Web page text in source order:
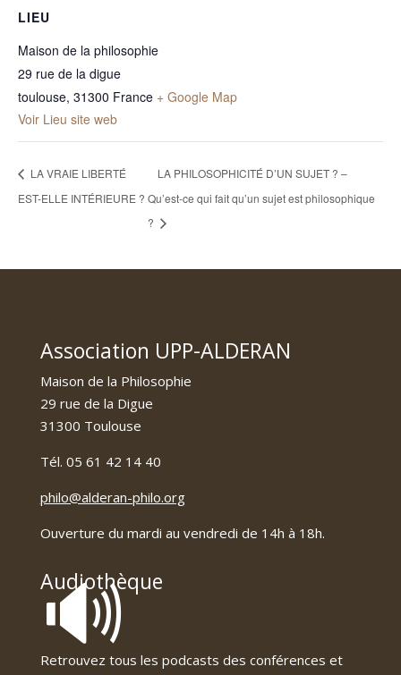
LIEU
Maison de la philosophie
29 rue de la digue
toulouse, 31300 France + Google Map
Voir Lieu site web
LA VRAIE LIBERTÉ
EST-ELLE INTÉRIEURE ?
LA PHILOSOPHICITÉ D’UN SUJET ? –
Qu’est-ce qui fait qu’un sujet est philosophique
?
Association UPP-ALDERAN
Maison de la Philosophie
29 rue de la Digue
31300 Toulouse
Tél. 05 61 42 14 40
philo@alderan-philo.org
Ouverture du mardi au vendredi de 14h à 18h.
Audiothèque
🔊
Retrouvez tous les podcasts des conférences et